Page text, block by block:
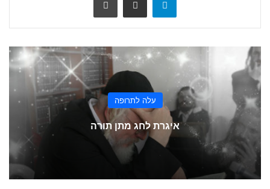
עלה לתרופה
איגרת לחג מתן תורה